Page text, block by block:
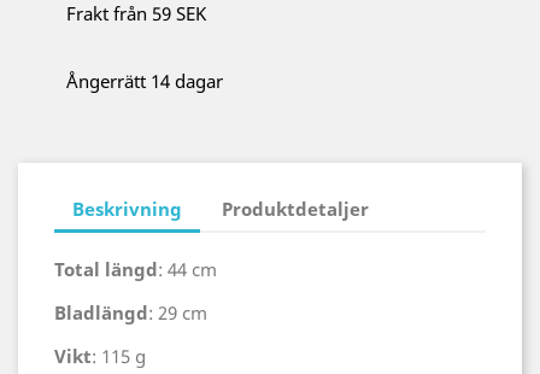
Frakt från 59 SEK
Ångerrätt 14 dagar
Beskrivning Produktdetaljer
Total längd: 44 cm
Bladlängd: 29 cm
Vikt: 115 g